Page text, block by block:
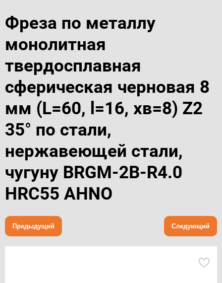
Фреза по металлу
монолитная
твердосплавная
сферическая черновая 8
мм (L=60, l=16, хв=8) Z2
35° по стали,
нержавеющей стали,
чугуну BRGM-2B-R4.0
HRC55 AHNO
Предыдущий Следующий